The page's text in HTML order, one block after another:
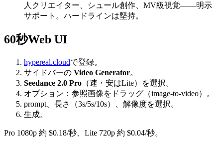
人クリエイター、シュール創作、MV級視覚——明示
サポート。ハードラインは堅持。
60秒Web UI
hypereal.cloudで登録。
サイドバーの Video Generator。
Seedance 2.0 Pro （速・安はLite）を選択。
オプション：参照画像をドラッグ（image-to-video）。
prompt、長さ（3s/5s/10s）、解像度を選択。
生成。
Pro 1080p 約 $0.18/秒、Lite 720p 約 $0.04/秒。